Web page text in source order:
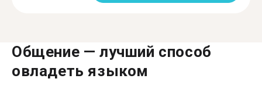
Общение — лучший способ
овладеть языком